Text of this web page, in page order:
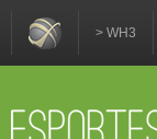
> WH3